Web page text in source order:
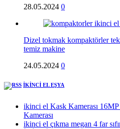
28.05.2024 0
Dizel tokmak kompaktörler
temiz makine
24.05.2024 0
İKİNCİ EL EŞYA
ikinci el Kask Kamerası
Kamerası
ikinci el çıkma megan 4 far